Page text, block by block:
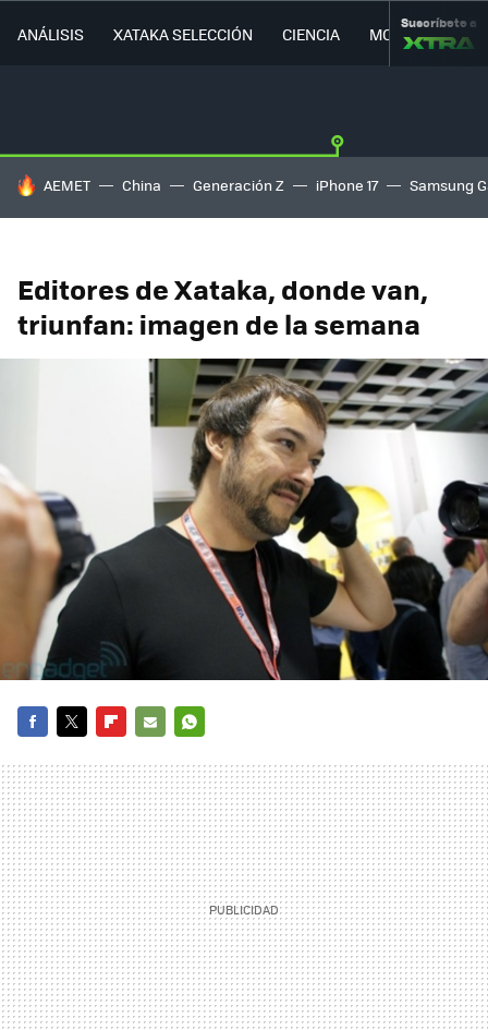
ANÁLISIS XATAKA SELECCIÓN CIENCIA MOVILIDAD
Suscríbete a
HOY SE HABLA DE
AEMET China Generación Z iPhone 17 Samsung
Editores de Xataka, donde van,
triunfan: imagen de la semana
MAIL